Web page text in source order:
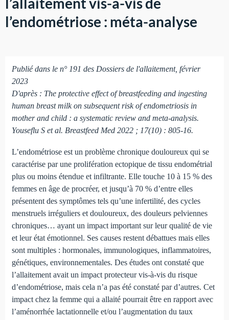
l’endométriose : méta-analyse
Publié dans le n° 191 des Dossiers de l'allaitement, février
2023
D'après : The protective effect of breastfeeding and ingesting
human breast milk on subsequent risk of endometriosis in
mother and child : a systematic review and meta-analysis.
Youseflu S et al. Breastfeed Med 2022 ; 17(10) : 805-16.
L’endométriose est un problème chronique douloureux qui se
caractérise par une prolifération ectopique de tissu endométrial
plus ou moins étendue et infiltrante. Elle touche 10 à 15 % des
femmes en âge de procréer, et jusqu’à 70 % d’entre elles
présentent des symptômes tels qu’une infertilité, des cycles
menstruels irréguliers et douloureux, des douleurs pelviennes
chroniques… ayant un impact important sur leur qualité de vie
et leur état émotionnel. Ses causes restent débattues mais elles
sont multiples : hormonales, immunologiques, inflammatoires,
génétiques, environnementales. Des études ont constaté que
l’allaitement avait un impact protecteur vis-à-vis du risque
d’endométriose, mais cela n’a pas été constaté par d’autres. Cet
impact chez la femme qui a allaité pourrait être en rapport avec
l’aménorrhée lactationnelle et/ou l’augmentation du taux